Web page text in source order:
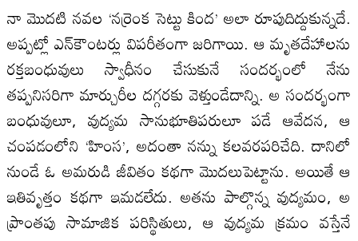
నా మొదటి నవల ‘నర్రెంక సెట్టు కింద’ అలా రూపుదిద్దుకున్నదే.
అప్పట్లో ఎన్‌కౌంటర్లు విపరీతంగా జరిగాయి. ఆ మృతదేహాలను
రక్తబంధువులు స్వాధీనం చేసుకునే సందర్భంలో నేను
తప్పనిసరిగా మార్చురీల దగ్గరకు వెళ్తుండేదాన్ని. అ సందర్భంగా
బంధువులూ, వుద్యమ సానుభూతిపరులూ పడే ఆవేదన, ఆ
చంపడంలోని ‘హింస’, అదంతా నన్ను కలవరపరిచేది. దానిలో
నుండే ఓ అమరుడి జీవితం కథగా మొదలుపెట్టాను. అయితే ఆ
ఇతివృత్తం కథగా ఇమడలేదు. అతను పాల్గొన్న వుద్యమం, అ
ప్రాంతపు సామాజిక పరిస్థితులు, ఆ వుద్యమ క్రమం వస్తేనే